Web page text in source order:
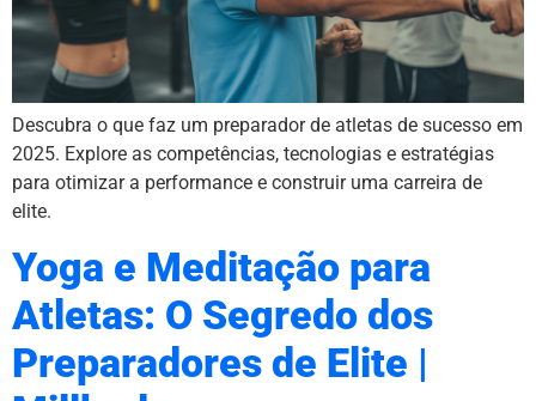
Descubra o que faz um preparador de atletas de sucesso em
2025. Explore as competências, tecnologias e estratégias
para otimizar a performance e construir uma carreira de
elite.
Yoga e Meditação para
Atletas: O Segredo dos
Preparadores de Elite |